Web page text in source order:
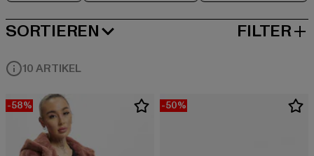
SORTIEREN
BELIEBTESTE FILTER
10 ARTIKEL
-58% -50%